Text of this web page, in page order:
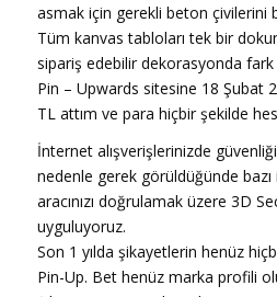
asmak için gerekli beton çivilerini
Tüm kanvas tabloları tek bir
sipariş edebilir dekorasyonda
Pin – Upwards sitesine 18 Şubat
TL attım ve para hiçbir şekilde
İnternet alışverişlerinizde
nedenle gerek görüldüğünde
aracınızı doğrulamak üzere 3D
uyguluyoruz.
Son 1 yılda şikayetlerin henüz
Pin-Up. Bet henüz marka profili